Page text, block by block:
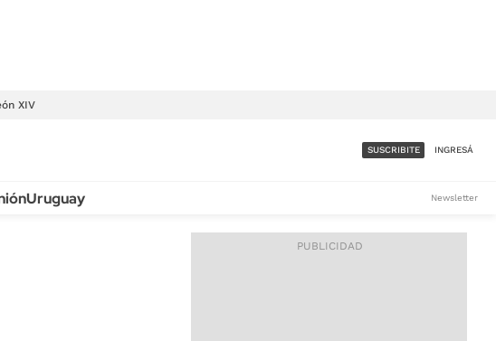
XIV
ACCESO FULL - $1.800/MES
SUSCRIBITE INGRESÁ
Uruguay Newsletter